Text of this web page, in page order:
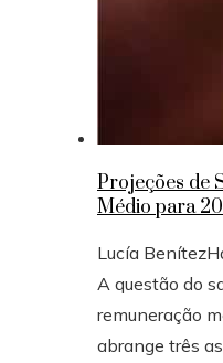
Projeções de
Médio para
Lucía Benítez
A questão do
remuneração
abrange três